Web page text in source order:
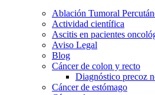
Ablación Tumoral
Actividad científica
Ascitis en pacientes
Aviso Legal
Blog
Cáncer de colon y recto
Diagnóstico precoz
Cáncer de estómago